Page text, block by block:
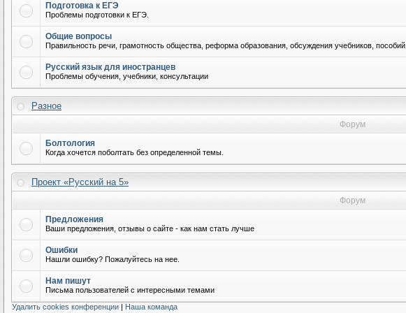
Подготовка к ЕГЭ
Проблемы подготовки к ЕГЭ.
Общие вопросы
Правильность речи, грамотность общества, реформа образования, обсуждения учебников, пособий.
Русский язык для иностранцев
Проблемы обучения, учебники, консультации
Разное
Форум
Болтология
Когда хочется поболтать без определенной темы.
Проект «Русский на 5»
Форум
Предложения
Ваши предложения, отзывы о сайте - как нам стать лучше
Ошибки
Нашли ошибку? Пожалуйтесь на нее.
Нам пишут
Письма пользователей с интересными темами
Удалить cookies конференции | Наша команда